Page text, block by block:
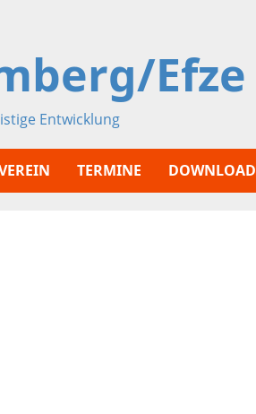
Efze
Entwicklung
TERMINE DOWNLOAD